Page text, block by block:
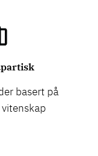
basert på